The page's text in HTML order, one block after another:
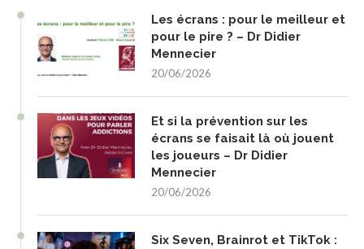
Les écrans : pour le meilleur et
pour le pire ? – Dr Didier
Mennecier
20/06/2026
Et si la prévention sur les
écrans se faisait là où jouent
les joueurs – Dr Didier
Mennecier
20/06/2026
Six Seven, Brainrot et TikTok :